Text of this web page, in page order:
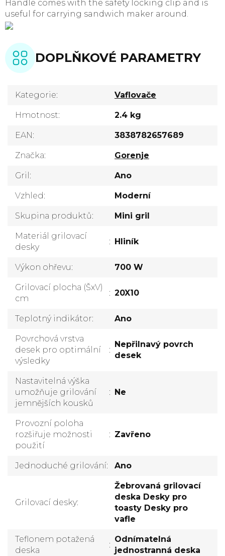
Handle comes with the safety locking clip and is
useful for carrying sandwich maker around.
DOPLŇKOVÉ PARAMETRY
Kategorie: Vaflovače
Hmotnost: 2.4 kg
EAN: 3838782657689
Značka: Gorenje
Gril : Ano
Vzhled: Moderní
Skupina produktů: Mini gril
Materiál grilovací
desky
: Hliník
Výkon ohřevu: 700 W
Grilovací plocha (ŠxV)
cm
: 20X10
Teplotný indikátor: Ano
Povrchová vrstva
desek pro optimální
výsledky
:
Nepřilnavý povrch
desek
Nastavitelná výška
umožňuje grilování
jemnějších kousků
: Ne
Provozní poloha
rozšiřuje možnosti
použití
: Zavřeno
Jednoduché grilování: Ano
Grilovací desky:
Žebrovaná grilovací
deska Desky pro
toasty Desky pro
vafle
Teflonem potažená
deska
:
Odnímatelná
jednostranná deska